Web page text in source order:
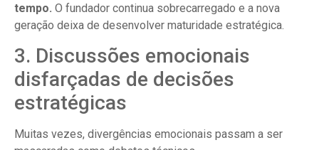
tempo. O fundador continua sobrecarregado e a nova
geração deixa de desenvolver maturidade estratégica.
3. Discussões emocionais
disfarçadas de decisões
estratégicas
Muitas vezes, divergências emocionais passam a ser